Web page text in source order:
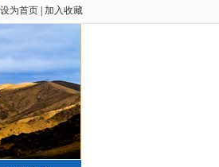
设为首页 加入收藏